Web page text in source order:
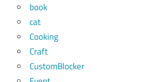
book
cat
Cooking
Craft
CustomBlocker